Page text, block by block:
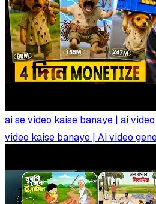
ai se video kaise banaye | ai
video kaise banaye | Ai video